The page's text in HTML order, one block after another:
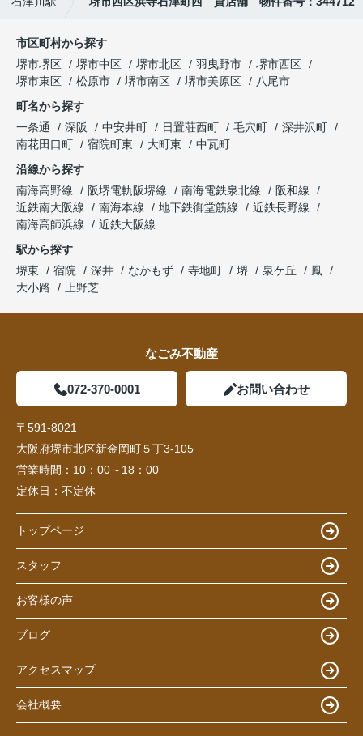
市区町村から探す
堺市堺区
堺市中区 堺市北区 羽曳野市
堺市西区
堺市東区
松原市 堺市南区 堺市美原区
八尾市
町名から探す
一条通
深阪 中安井町 日置荘西町 毛穴町
深井沢町
南花田口町
宿院町東 大町東
中瓦町
沿線から探す
南海高野線
阪堺電軌阪堺線 南海電鉄泉北線
阪和線
近鉄南大阪線
南海本線 地下鉄御堂筋線
近鉄長野線
南海高師浜線
近鉄大阪線
駅から探す
堺東
宿院 深井 なかもず 寺地町 堺 泉ケ丘
鳳
大小路
上野芝
なごみ不動産
072-370-0001 お問い合わせ
〒591-8021
大阪府堺市北区新金岡町５丁3-105
営業時間： 10：00～18：00
定休日： 不定休
トップページ
スタッフ
お客様の声
ブログ
アクセスマップ
会社概要